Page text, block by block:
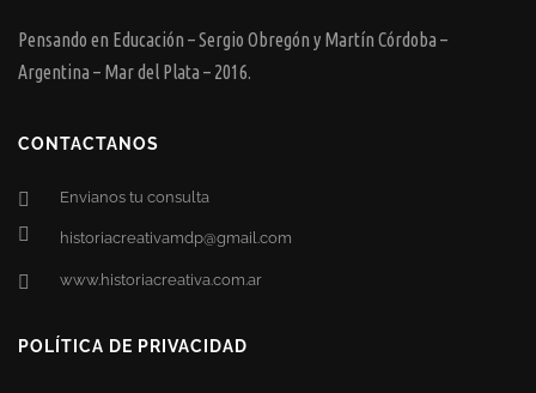
Pensando en Educación – Sergio Obregón y Martín Córdoba –
Argentina – Mar del Plata – 2016.
CONTACTANOS
Envianos tu consulta
historiacreativamdp@gmail.com
www.historiacreativa.com.ar
POLÍTICA DE PRIVACIDAD